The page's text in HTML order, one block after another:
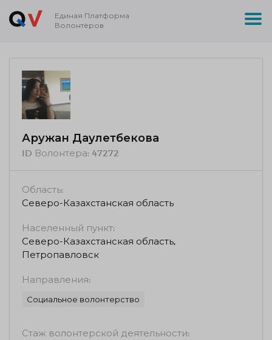
Единая Платформа
Волонтёров
Аружан Даулетбекова
ID Волонтера: 47272
Область:
Северо-Казахстанская область
Населенный пункт:
Северо-Казахстанская область,
Петропавловск
Направления:
Социальное волонтерство
Стаж волонтерской деятельности: